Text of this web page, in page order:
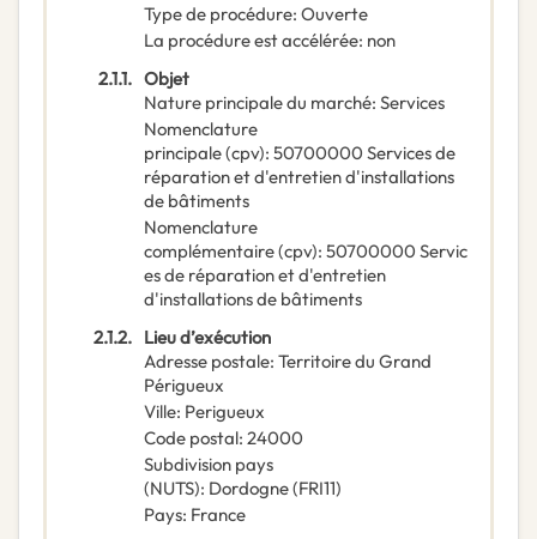
Type de procédure: Ouverte
La procédure est accélérée: non
2.1.1. Objet
Nature principale du marché: Services
Nomenclature
principale(cpv): 50700000 Services de
réparation et d'entretien d'installations
de bâtiments
Nomenclature
complémentaire(cpv): 50700000 Servic
es de réparation et d'entretien
d'installations de bâtiments
2.1.2. Lieu d’exécution
Adresse postale: Territoire du Grand
Périgueux
Ville: Perigueux
Code postal: 24000
Subdivision pays
(NUTS): Dordogne(FRI11)
Pays: France